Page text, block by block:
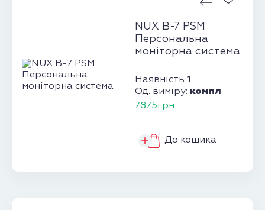
NUX B-7 PSM
Персональна
моніторна система
Наявність 1
Од. виміру: компл
7875грн
До кошика